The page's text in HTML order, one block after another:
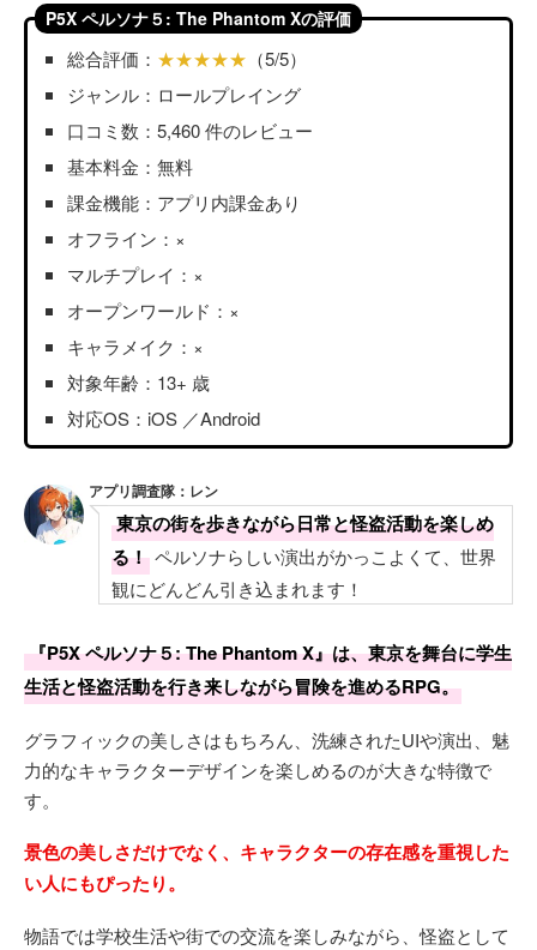
P5X ペルソナ５: The Phantom Xの評価
総合評価： ★★★★★ （5/5）
ジャンル：ロールプレイング
口コミ数：5,460 件のレビュー
基本料金：無料
課金機能：アプリ内課金あり
オフライン：×
マルチプレイ：×
オープンワールド：×
キャラメイク：×
対象年齢：13+ 歳
対応OS：iOS ／Android
アプリ調査隊：レン
東京の街を歩きながら日常と怪盗活動を楽しめ
る！ ペルソナらしい演出がかっこよくて、世界
観にどんどん引き込まれます！
『P5X ペルソナ５: The Phantom X』は、東京を舞台に学生
生活と怪盗活動を行き来しながら冒険を進めるRPG。
グラフィックの美しさはもちろん、洗練されたUIや演出、魅
力的なキャラクターデザインを楽しめるのが大きな特徴で
す。
景色の美しさだけでなく、キャラクターの存在感を重視した
い人にもぴったり。
物語では学校生活や街での交流を楽しみながら、怪盗として